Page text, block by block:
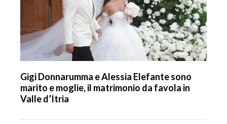
Gigi Donnarumma e Alessia Elefante sono
marito e moglie, il matrimonio da favola in
Valle d’Itria